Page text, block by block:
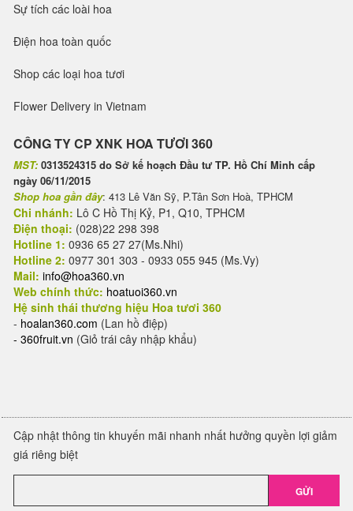
Sự tích các loài hoa
Điện hoa toàn quốc
Shop các loại hoa tươi
Flower Delivery in Vietnam
CÔNG TY CP XNK HOA TƯƠI 360
MST: 0313524315 do Sở kế hoạch Đầu tư TP. Hồ Chí Minh cấp
ngày 06/11/2015
Shop hoa gần đây: 413 Lê Văn Sỹ, P.Tân Sơn Hoà, TPHCM
Chi nhánh: Lô C Hồ Thị Kỷ, P1, Q10, TPHCM
Điện thoại: (028)22 298 398
Hotline 1: 0936 65 27 27(Ms.Nhi)
Hotline 2: 0977 301 303 - 0933 055 945 (Ms.Vy)
Mail: info@hoa360.vn
Web chính thức: hoatuoi360.vn
Hệ sinh thái thương hiệu Hoa tươi 360
- hoalan360.com (Lan hồ điệp)
- 360fruit.vn (Giỏ trái cây nhập khẩu)
Cập nhật thông tin khuyến mãi nhanh nhất hưởng quyền lợi giảm
giá riêng biệt
GỬI